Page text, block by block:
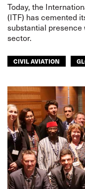
Today, the
(ITF) has cemented
substantial
sector.
CIVIL AVIATION